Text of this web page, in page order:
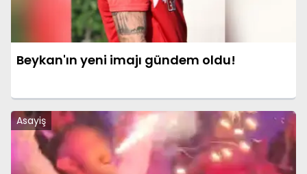
Beykan'ın yeni imajı gündem oldu!
Asayiş